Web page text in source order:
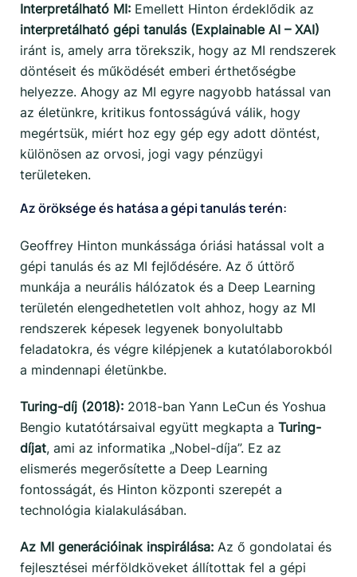
Interpretálható MI: Emellett Hinton érdeklődik az
interpretálható gépi tanulás (Explainable AI – XAI)
iránt is, amely arra törekszik, hogy az MI rendszerek
döntéseit és működését emberi érthetőségbe
helyezze. Ahogy az MI egyre nagyobb hatással van
az életünkre, kritikus fontosságúvá válik, hogy
megértsük, miért hoz egy gép egy adott döntést,
különösen az orvosi, jogi vagy pénzügyi
területeken.
Az öröksége és hatása a gépi tanulás terén:
Geoffrey Hinton munkássága óriási hatással volt a
gépi tanulás és az MI fejlődésére. Az ő úttörő
munkája a neurális hálózatok és a Deep Learning
területén elengedhetetlen volt ahhoz, hogy az MI
rendszerek képesek legyenek bonyolultabb
feladatokra, és végre kilépjenek a kutatólaborokból
a mindennapi életünkbe.
Turing-díj (2018): 2018-ban Yann LeCun és Yoshua
Bengio kutatótársaival együtt megkapta a Turing-
díjat, ami az informatika „Nobel-díja”. Ez az
elismerés megerősítette a Deep Learning
fontosságát, és Hinton központi szerepét a
technológia kialakulásában.
Az MI generációinak inspirálása: Az ő gondolatai és
fejlesztései mérföldköveket állítottak fel a gépi